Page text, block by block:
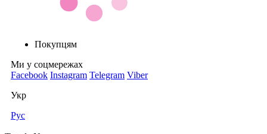
Покупцям
Ми у соцмережах
Facebook Instagram Telegram Viber
Укр
Рус